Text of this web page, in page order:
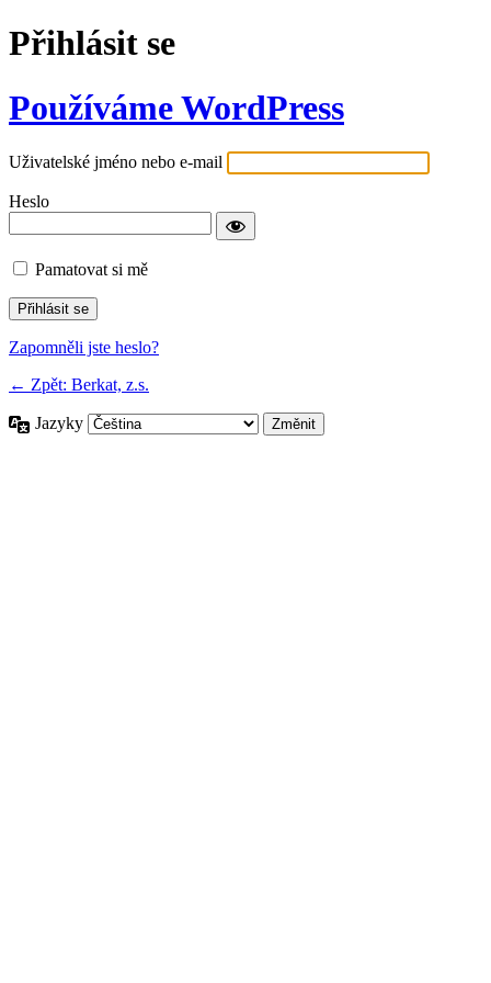
Přihlásit se
Používáme WordPress
Uživatelské jméno nebo e-mail
Heslo
Pamatovat si mě
Zapomněli jste heslo?
← Zpět: Berkat, z.s.
Jazyky